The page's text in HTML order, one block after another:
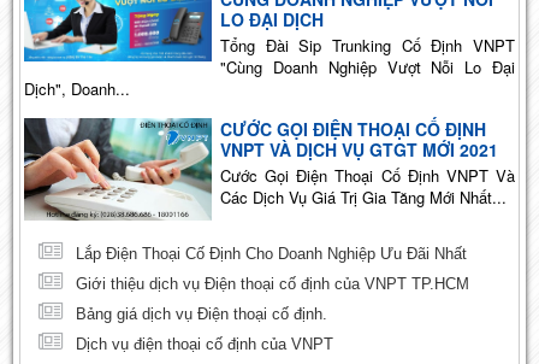
LO ĐẠI DỊCH
Tổng Đài Sip Trunking Cố Định VNPT
"Cùng Doanh Nghiệp Vượt Nỗi Lo Đại
Dịch", Doanh...
CƯỚC GỌI ĐIỆN THOẠI CỐ ĐỊNH
VNPT VÀ DỊCH VỤ GTGT MỚI 2021
Cước Gọi Điện Thoại Cố Định VNPT Và
Các Dịch Vụ Giá Trị Gia Tăng Mới Nhất...
Lắp Điện Thoại Cố Định Cho Doanh Nghiệp Ưu Đãi Nhất
Giới thiệu dịch vụ Điện thoại cố định của VNPT TP.HCM
Bảng giá dịch vụ Điện thoại cố định.
Dịch vụ điện thoại cố định của VNPT